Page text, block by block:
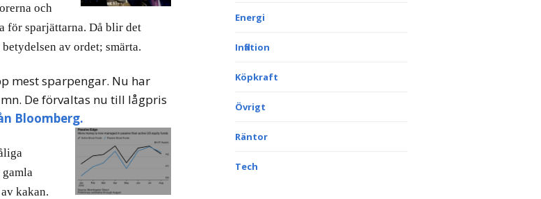
och
för sparjättarna. Då blir det
av ordet; smärta.
mest sparpengar. Nu har
De förvaltas nu till lågpris
Bloomberg.
kakan.
Energi
Inflation
Köpkraft
Övrigt
Räntor
Tech